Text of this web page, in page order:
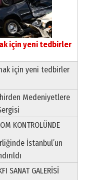
için yeni tedbirler
için yeni tedbirler
Medeniyetlere
KONTROLÜNDE
İstanbul’un
SANAT GALERİSİ